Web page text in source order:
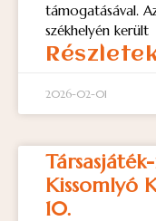
támogatásával.
székhelyén került
2026-02-01
Kissomlyó
10.